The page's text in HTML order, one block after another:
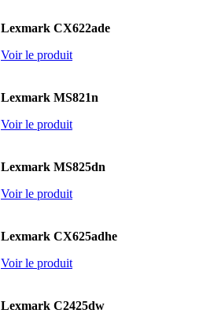
Lexmark CX622ade
Voir le produit
Lexmark MS821n
Voir le produit
Lexmark MS825dn
Voir le produit
Lexmark CX625adhe
Voir le produit
Lexmark C2425dw